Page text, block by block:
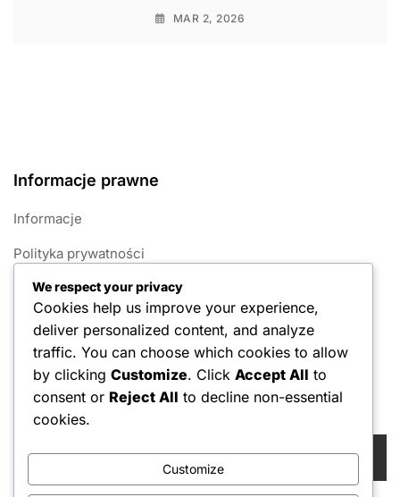
MAR 2, 2026
Informacje prawne
Informacje
Polityka prywatności
Polityka plików cookie
Regulamin
Skontaktuj się z nami
Szukaj
We respect your privacy
Cookies help us improve your experience,
deliver personalized content, and analyze
traffic. You can choose which cookies to allow
by clicking Customize. Click Accept All to
consent or Reject All to decline non-essential
cookies.
Customize